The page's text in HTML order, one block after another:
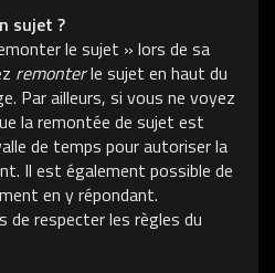
sujet ?
le sujet » lors de sa
remonterle sujet en haut du
Par ailleurs, si vous ne voyez
la remontée de sujet est
de temps pour autoriser la
Il est également possible de
en y répondant.
de respecter les règles du